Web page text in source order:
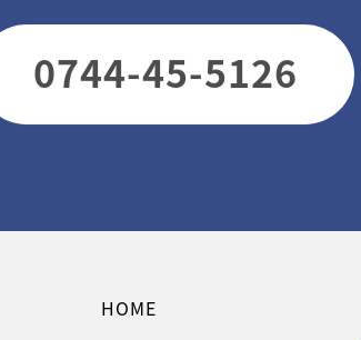
ジ
送
り
0744-45-5126
HOME